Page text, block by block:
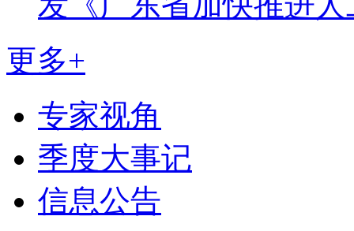
更多+
专家视角
季度大事记
信息公告